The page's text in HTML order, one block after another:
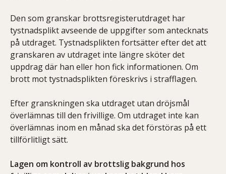
Den som granskar brottsregisterutdraget har
tystnadsplikt avseende de uppgifter som antecknats
på utdraget. Tystnadsplikten fortsätter efter det att
granskaren av utdraget inte längre sköter det
uppdrag där han eller hon fick informationen. Om
brott mot tystnadsplikten föreskrivs i strafflagen.
Efter granskningen ska utdraget utan dröjsmål
överlämnas till den frivillige. Om utdraget inte kan
överlämnas inom en månad ska det förstöras på ett
tillförlitligt sätt.
Lagen om kontroll av brottslig bakgrund hos